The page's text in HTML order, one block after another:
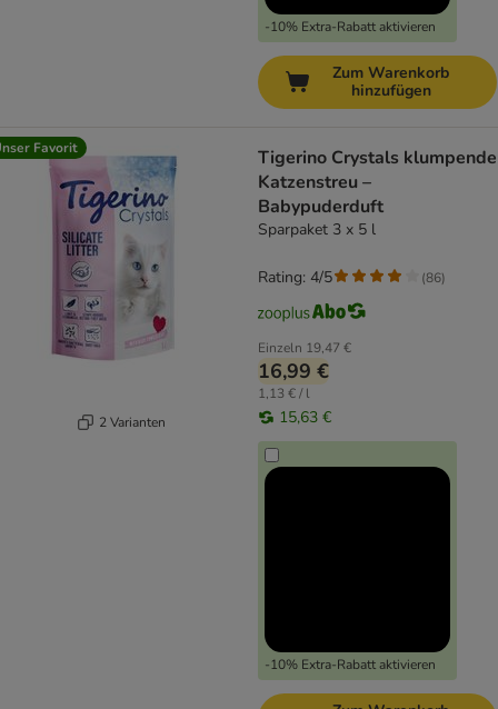
-10% Extra-Rabatt aktivieren
Zum Warenkorb
hinzufügen
Favorit
2 Varianten
Tigerino Crystals klumpende
Katzenstreu –
Babypuderduft
Sparpaket 3 x 5 l
Einzeln 19,47 €
16,99 €
1,13 € / l
15,63 €
-10% Extra-Rabatt aktivieren
Rating: 4/5 (86)